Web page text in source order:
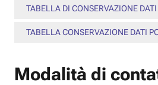
TABELLA DI CONSERVAZIONE
TABELLA CONSERVAZIONE DATI
Modalità di